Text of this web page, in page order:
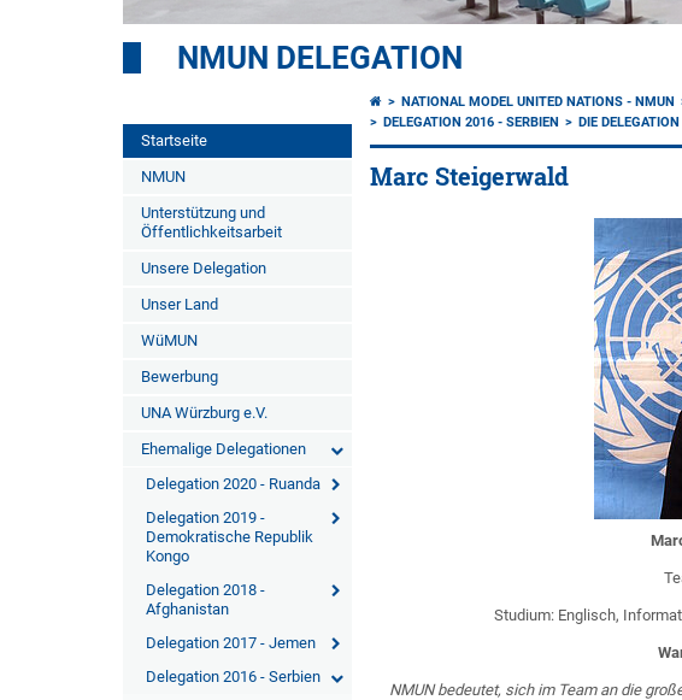
NMUN DELEGATION
Startseite
NMUN
Unterstützung und
Öffentlichkeitsarbeit
Unsere Delegation
Unser Land
WüMUN
Bewerbung
UNA Würzburg e.V.
Ehemalige Delegationen
Delegation 2020 - Ruanda
Delegation 2019 -
Demokratische Republik
Kongo
Delegation 2018 -
Afghanistan
Delegation 2017 - Jemen
Delegation 2016 - Serbien
NATIONAL MODEL UNITED NATIONS - NMUN
DELEGATION 2016 - SERBIEN
DIE DELEGATION
Marc Steigerwald
Studium: Englisch,
NMUN bedeutet, sich im Team an die